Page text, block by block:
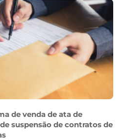
de venda de ata de
suspensão de contratos de